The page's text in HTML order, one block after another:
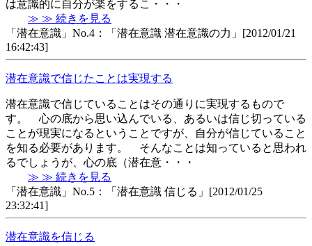
は意識的に自分が楽をするこ・・・
≫ ≫ 続きを見る
「潜在意識」No.4：「潜在意識 潜在意識の力」[2012/01/21
16:42:43]
潜在意識で信じたことは実現する
潜在意識で信じていることはその通りに実現するもので
す。 心の底から思い込んでいる、あるいは信じ切っている
ことが現実になるということですが、自分が信じていること
を知る必要があります。 そんなことは知っていると思われ
るでしょうが、心の底（潜在意・・・
≫ ≫ 続きを見る
「潜在意識」No.5：「潜在意識 信じる」[2012/01/25
23:32:41]
潜在意識を信じる